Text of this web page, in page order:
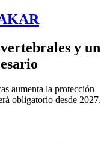
y un
aumenta la protección
obligatorio desde 2027.